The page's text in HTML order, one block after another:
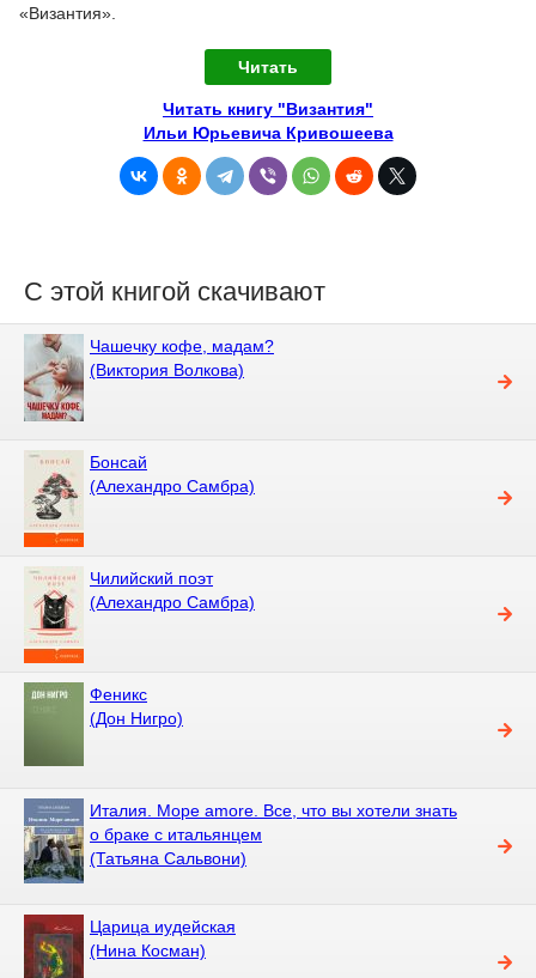
«Византия».
Читать
Читать книгу "Византия"
Ильи Юрьевича Кривошеева
С этой книгой скачивают
Чашечку кофе, мадам?
(Виктория Волкова)
Бонсай
(Алехандро Самбра)
Чилийский поэт
(Алехандро Самбра)
Феникс
(Дон Нигро)
Италия. Море amore. Все, что вы хотели знать
о браке с итальянцем
(Татьяна Сальвони)
Царица иудейская
(Нина Косман)